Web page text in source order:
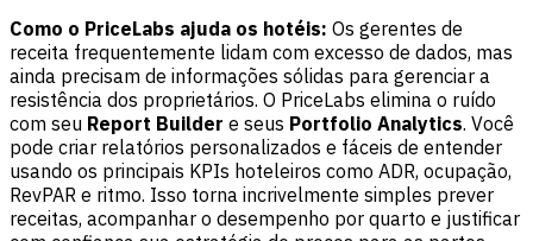
Como o PriceLabs ajuda os hotéis: Os gerentes de
receita frequentemente lidam com excesso de dados, mas
ainda precisam de informações sólidas para gerenciar a
resistência dos proprietários. O PriceLabs elimina o ruído
com seu Report Builder e seus Portfolio Analytics. Você
pode criar relatórios personalizados e fáceis de entender
usando os principais KPIs hoteleiros como ADR, ocupação,
RevPAR e ritmo. Isso torna incrivelmente simples prever
receitas, acompanhar o desempenho por quarto e justificar